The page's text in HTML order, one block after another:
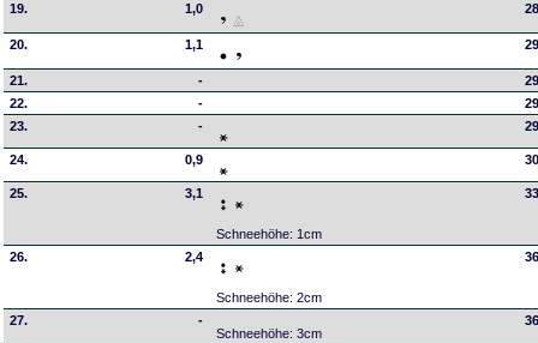
19. 1,0
20. 1,1
21. -
22.
-
23.
-
24. 0,9
25. 3,1
Schneehöhe: 1cm
26. 2,4
Schneehöhe: 2cm
27.
-
Schneehöhe: 3cm